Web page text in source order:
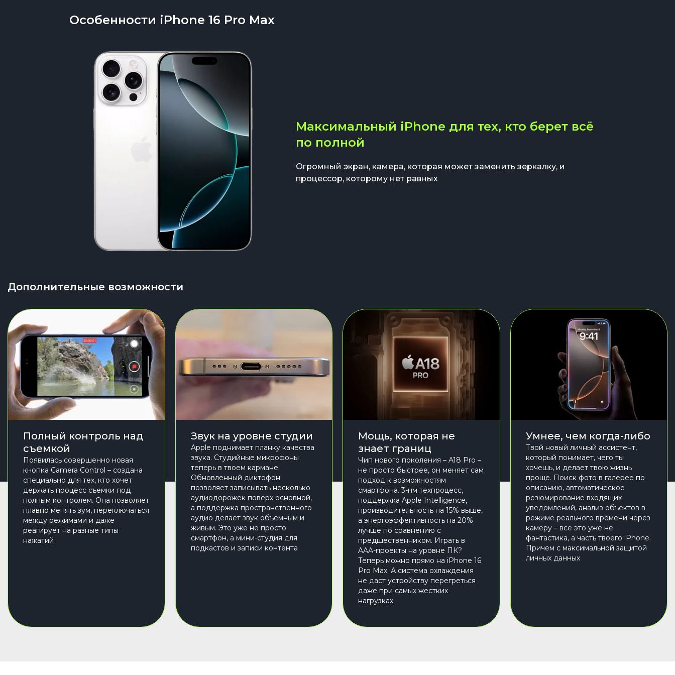
Особенности iPhone 16 Pro Max
Максимальный iPhone для тех, кто берет всё
по полной
Огромный экран, камера, которая может заменить зеркалку, и
процессор, которому нет равных
Дополнительные возможности
Полный контроль над
съемкой
Появилась совершенно новая
кнопка Camera Control – создана
специально для тех, кто хочет
держать процесс съемки под
полным контролем. Она позволяет
плавно менять зум, переключаться
между режимами и даже
реагирует на разные типы
нажатий
Звук на уровне студии
Apple поднимает планку качества
звука. Студийные микрофоны
теперь в твоем кармане.
Обновленный диктофон
позволяет записывать несколько
аудиодорожек поверх основной,
а поддержка пространственного
аудио делает звук объемным и
живым. Это уже не просто
смартфон, а мини-студия для
подкастов и записи контента
Мощь, которая не
знает границ
Чип нового поколения – A18 Pro –
не просто быстрее, он меняет сам
подход к возможностям
смартфона. 3-нм техпроцесс,
поддержка Apple Intelligence,
производительность на 15% выше,
а энергоэффективность на 20%
лучше по сравнению с
предшественником. Играть в
AAA-проекты на уровне ПК?
Теперь можно прямо на iPhone 16
Pro Max. А система охлаждения
не даст устройству перегреться
даже при самых жестких
нагрузках
Умнее, чем когда-либо
Твой новый личный ассистент,
который понимает, чего ты
хочешь, и делает твою жизнь
проще. Поиск фото в галерее по
описанию, автоматическое
резюмирование входящих
уведомлений, анализ объектов в
режиме реального времени через
камеру – все это уже не
фантастика, а часть твоего iPhone.
Причем с максимальной защитой
личных данных